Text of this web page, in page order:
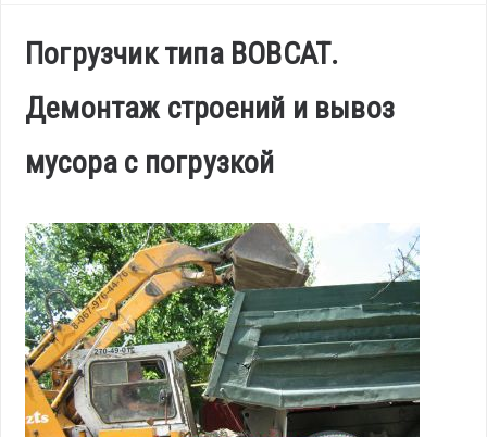
Погрузчик типа ВОВСАТ.
Демонтаж строений и вывоз
мусора с погрузкой